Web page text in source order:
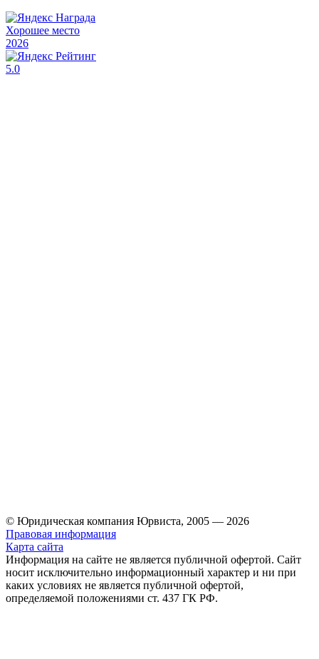
Хорошее место
2026
5.0
© Юридическая компания Юрвиста, 2005 — 2026
Правовая информация
Карта сайта
Информация на сайте не является публичной офертой. Cайт
носит исключительно информационный характер и ни при
каких условиях не является публичной офертой,
определяемой положениями ст. 437 ГК РФ.